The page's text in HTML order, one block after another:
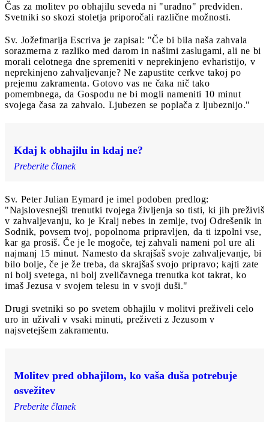
Čas za molitev po obhajilu seveda ni "uradno" predviden.
Svetniki so skozi stoletja priporočali različne možnosti.
Sv. Jožefmarija Escriva je zapisal: "Če bi bila naša zahvala
sorazmerna z razliko med darom in našimi zaslugami, ali ne bi
morali celotnega dne spremeniti v neprekinjeno evharistijo, v
neprekinjeno zahvaljevanje? Ne zapustite cerkve takoj po
prejemu zakramenta. Gotovo vas ne čaka nič tako
pomembnega, da Gospodu ne bi mogli nameniti 10 minut
svojega časa za zahvalo. Ljubezen se poplača z ljubeznijo."
Kdaj k obhajilu in kdaj ne?
Preberite članek
Sv. Peter Julian Eymard je imel podoben predlog:
"Najslovesnejši trenutki tvojega življenja so tisti, ki jih preživiš
v zahvaljevanju, ko je Kralj nebes in zemlje, tvoj Odrešenik in
Sodnik, povsem tvoj, popolnoma pripravljen, da ti izpolni vse,
kar ga prosiš. Če je le mogoče, tej zahvali nameni pol ure ali
najmanj 15 minut. Namesto da skrajšaš svoje zahvaljevanje, bi
bilo bolje, če je že treba, da skrajšaš svojo pripravo; kajti zate
ni bolj svetega, ni bolj zveličavnega trenutka kot takrat, ko
imaš Jezusa v svojem telesu in v svoji duši."
Drugi svetniki so po svetem obhajilu v molitvi preživeli celo
uro in uživali v vsaki minuti, preživeti z Jezusom v
najsvetejšem zakramentu.
Molitev pred obhajilom, ko vaša duša potrebuje
osvežitev
Preberite članek